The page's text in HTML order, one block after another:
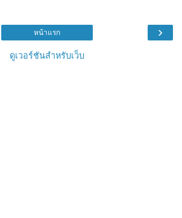
›
หน้าแรก
ดูเวอร์ชันสำหรับเว็บ